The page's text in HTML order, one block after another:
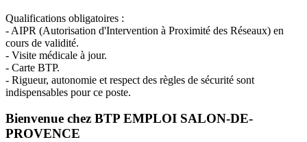
Qualifications obligatoires :
- AIPR (Autorisation d'Intervention à Proximité des Réseaux) en
cours de validité.
- Visite médicale à jour.
- Carte BTP.
- Rigueur, autonomie et respect des règles de sécurité sont
indispensables pour ce poste.
Bienvenue chez BTP EMPLOI SALON-DE-
PROVENCE